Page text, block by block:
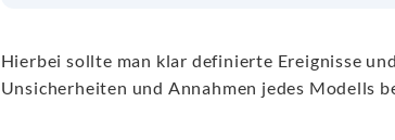
Hierbei sollte man klar definierte Ereignisse
Unsicherheiten und Annahmen jedes Modells